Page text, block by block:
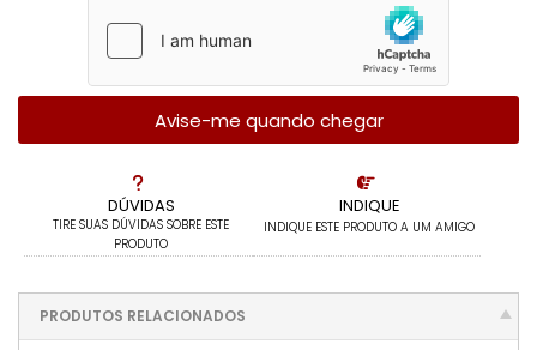
DÚVIDAS
TIRE SUAS DÚVIDAS SOBRE ESTE
PRODUTO
INDIQUE
INDIQUE ESTE PRODUTO A UM AMIGO
Avise-me quando chegar
PRODUTOS RELACIONADOS